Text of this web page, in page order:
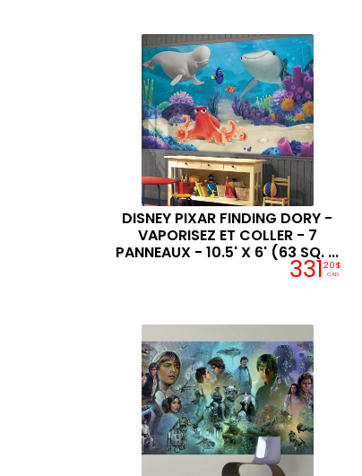
DISNEY PIXAR FINDING DORY -
VAPORISEZ ET COLLER - 7
PANNEAUX - 10.5' X 6' (63 SQ. ...
33120$
CAD